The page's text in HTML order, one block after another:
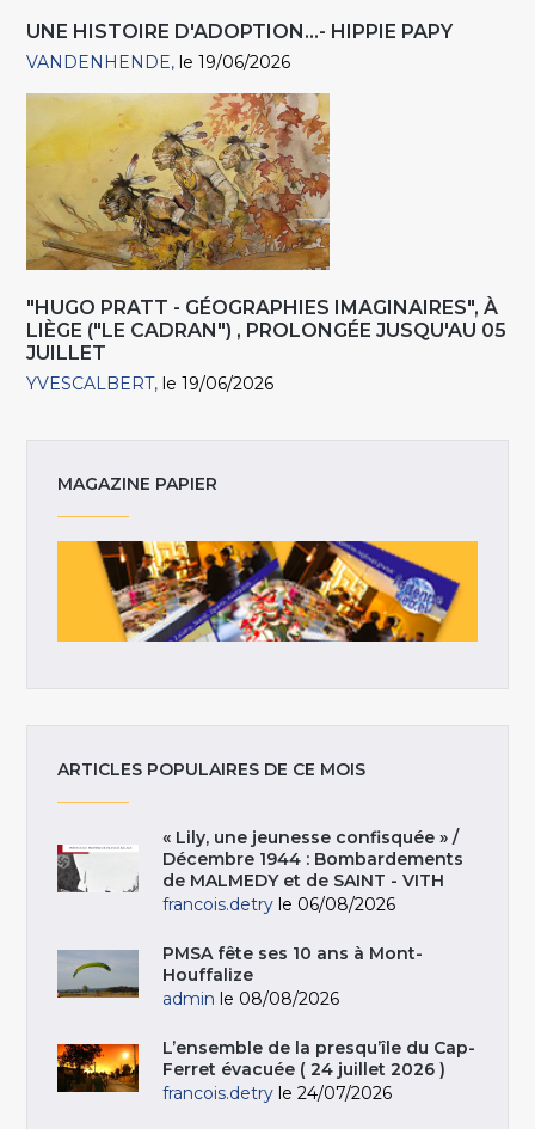
UNE HISTOIRE D'ADOPTION...- HIPPIE PAPY
VANDENHENDE le 19/06/2026
"HUGO PRATT - GÉOGRAPHIES IMAGINAIRES", À
LIÈGE ("LE CADRAN") , PROLONGÉE JUSQU'AU 05
JUILLET
YVESCALBERT le 19/06/2026
MAGAZINE PAPIER
ARTICLES POPULAIRES DE CE MOIS
« Lily, une jeunesse confisquée » /
Décembre 1944 : Bombardements
de MALMEDY et de SAINT - VITH
francois.detry le 06/08/2026
PMSA fête ses 10 ans à Mont-
Houffalize
admin le 08/08/2026
L’ensemble de la presqu’île du Cap-
Ferret évacuée ( 24 juillet 2026 )
francois.detry le 24/07/2026